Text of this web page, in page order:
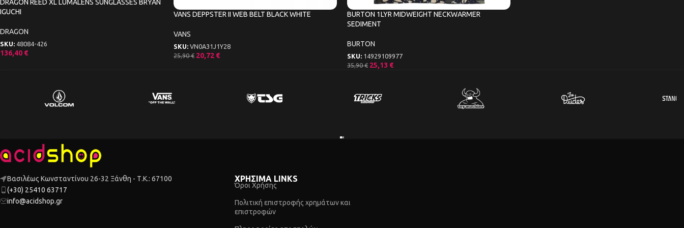
DRAGON REED XL LUMALENS SUNGLASSES BRYAN
IGUCHI
DRAGON
SKU: 48084-426
136,40 €
VANS DEPPSTER II WEB BELT BLACK WHITE
VANS
SKU: VN0A31J1Y28
25,90€ 20,72 €
BURTON 1LYR MIDWEIGHT NECKWARMER
SEDIMENT
BURTON
SKU: 14929109977
35,90€ 25,13 €
Βασιλέως Κωνσταντίνου 26-32 Ξάνθη - Τ.Κ.: 67100
(+30) 25410 63717
info@acidshop.gr
ΧΡΗΣΙΜΑ LINKS
Όροι Χρήσης
Πολιτική επιστροφής χρημάτων και
επιστροφών